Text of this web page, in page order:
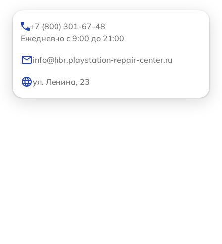
+7 (800) 301-67-48
Ежедневно с 9:00 до 21:00
info@hbr.playstation-repair-center.ru
ул. Ленина, 23